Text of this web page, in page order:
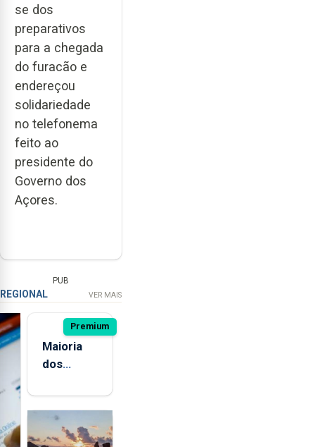
se dos
preparativos
para a chegada
do furacão e
endereçou
solidariedade
no telefonema
feito ao
presidente do
Governo dos
Açores.
PUB
REGIONAL VER MAIS
Premium
Maioria
dos
quatro
ilhas dos
Açores já